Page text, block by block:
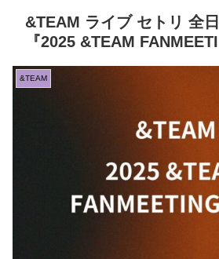
&TEAM ライブ セトリ 全
『2025 &TEAM
&TEAM